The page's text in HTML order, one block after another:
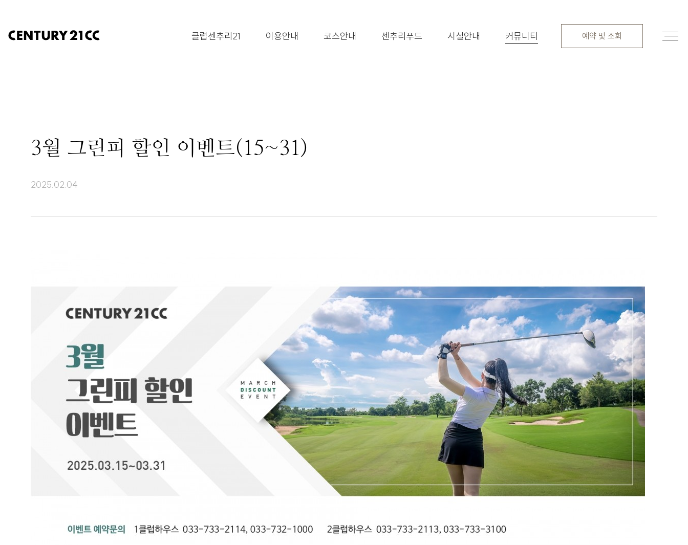
클럽센추리21 이용안내 코스안내 센추리푸드 시설안내 커뮤니티 예약 및 조회
3월 그린피 할인 이벤트(15~31)
2025.02.04